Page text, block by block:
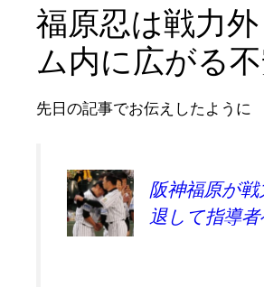
福原忍は戦力
ム内に広がる
先日の記事でお伝えしたように
阪神福原が戦
退して指導